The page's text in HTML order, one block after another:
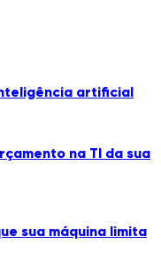
artificial
na TI da sua
sua máquina limita